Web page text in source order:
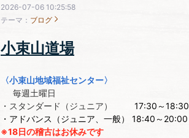
2026-07-06 10:25:58
テーマ： ブログ
小束山道場
〈小束山地域福祉センター〉
毎週土曜日
・スタンダード（ジュニア） 17:30～18:30
・アドバンス（ジュニア、一般） 18:40～20:00
※18日の稽古はお休みです